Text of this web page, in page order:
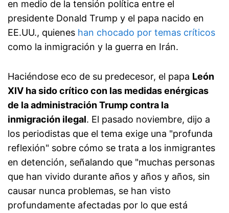
en medio de la tensión política entre el
presidente Donald Trump y el papa nacido en
EE.UU., quienes han chocado por temas críticos
como la inmigración y la guerra en Irán.
Haciéndose eco de su predecesor, el papa León
XIV ha sido crítico con las medidas enérgicas
de la administración Trump contra la
inmigración ilegal. El pasado noviembre, dijo a
los periodistas que el tema exige una "profunda
reflexión" sobre cómo se trata a los inmigrantes
en detención, señalando que "muchas personas
que han vivido durante años y años y años, sin
causar nunca problemas, se han visto
profundamente afectadas por lo que está